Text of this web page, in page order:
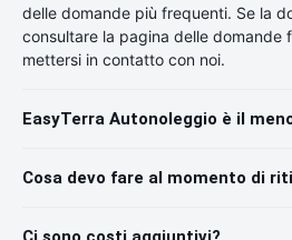
delle domande più frequenti. Se la
consultare la pagina delle domande
mettersi in contatto con noi.
EasyTerra Autonoleggio è il
Cosa devo fare al momento di